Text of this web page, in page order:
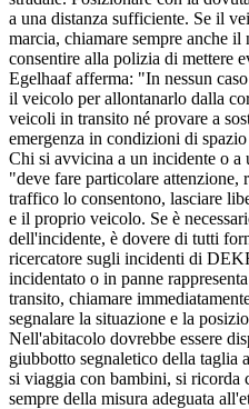
a una distanza sufficiente. Se il
marcia, chiamare sempre anche
consentire alla polizia di mettere
Egelhaaf afferma: "In nessun
il veicolo per allontanarlo dalla
veicoli in transito né provare a
emergenza in condizioni di
Chi si avvicina a un incidente o a
"deve fare particolare attenzione,
traffico lo consentono, lasciare
e il proprio veicolo. Se è
dell'incidente, è dovere di tutti
ricercatore sugli incidenti di
incidentato o in panne
transito, chiamare
segnalare la situazione e la
Nell'abitacolo dovrebbe essere
giubbotto segnaletico della taglia
si viaggia con bambini, si ricorda
sempre della misura adeguata